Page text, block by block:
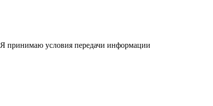
Я принимаю условия передачи информации